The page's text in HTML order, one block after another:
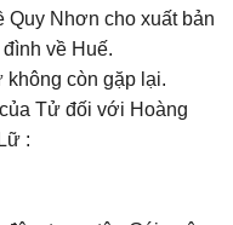
Quy Nhơn cho xuất bản
về Huế.
không còn gặp lại.
Tử đối với Hoàng
: